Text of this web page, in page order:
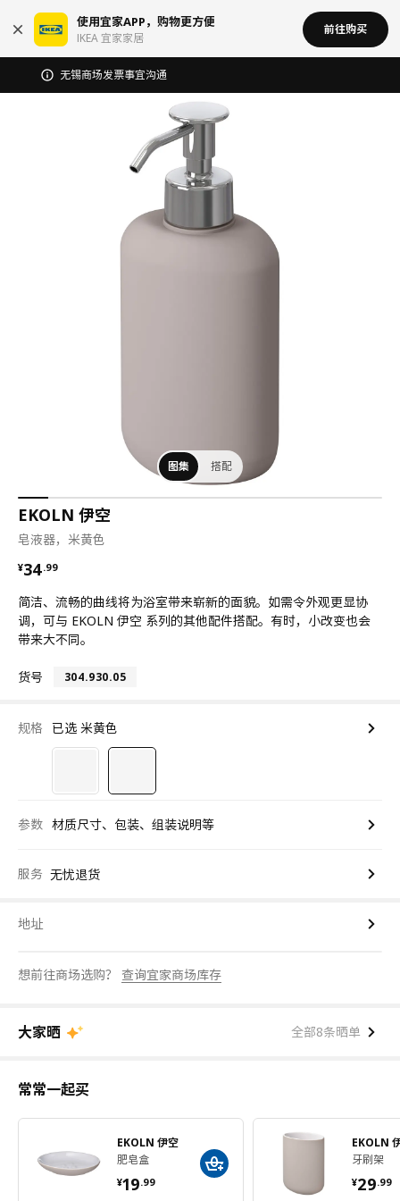
使用宜家APP，购物更方便
IKEA 宜家家居
前往购买
宜家在中国召回部分批次BÄSINGEN 巴辛根 淋浴椅
图集 搭配
EKOLN 伊空
皂液器，米黄色
¥34.99
¥ 34.99
简洁、流畅的曲线将为浴室带来崭新的面貌。如需令外观更显协
调，可与 EKOLN 伊空 系列的其他配件搭配。有时，小改变也会
带来大不同。
货号 304.930.05
规格 已选 米黄色
参数 材质尺寸、包装、组装说明等
服务 无忧退货
地址
想前往商场选购？ 查询宜家商场库存
大家晒 全部8条晒单
常常一起买
EKOLN 伊空
肥皂盒
¥19.99
¥ 19.99
EKOLN
牙刷架
¥29.99
¥